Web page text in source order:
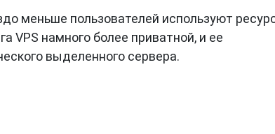
меньше пользователей используют
VPS намного более приватной, и ее
выделенного сервера.